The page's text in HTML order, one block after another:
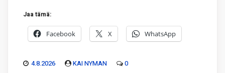
Jaa tämä:
Facebook X WhatsApp
4.8.2026 KAI NYMAN 0